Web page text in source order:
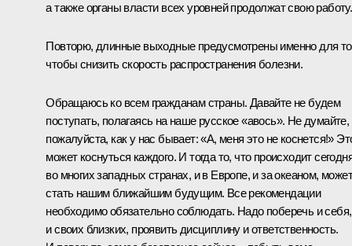
а также органы власти всех уровней продолжат свою работу.
Повторю, длинные выходные предусмотрены именно для
чтобы снизить скорость распространения болезни.
Обращаюсь ко всем гражданам страны. Давайте не будем
поступать, полагаясь на наше русское «авось». Не думайте,
пожалуйста, как у нас бывает: «А, меня это не коснется!»
может коснуться каждого. И тогда то, что происходит
во многих западных странах, и в Европе, и за океаном, может
стать нашим ближайшим будущим. Все рекомендации
необходимо обязательно соблюдать. Надо поберечь и себя,
и своих близких, проявить дисциплину и ответственность.